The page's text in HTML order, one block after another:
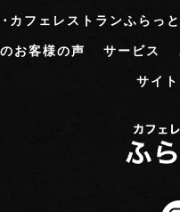
カフェレストランふらっ
お客様の声
サービス
サイ